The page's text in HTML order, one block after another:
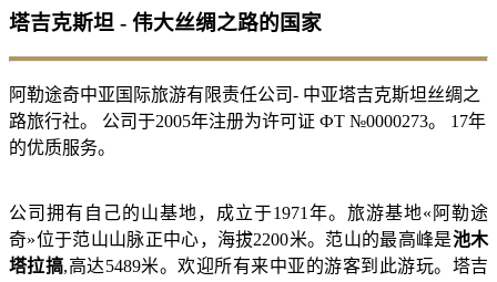
塔吉克斯坦 - 伟大丝绸之路的国家
阿勒途奇中亚国际旅游有限责任公司- 中亚塔吉克斯坦丝绸之
路旅行社。 公司于2005年注册为许可证 ФТ №0000273。 17年
的优质服务。
公司拥有自己的山基地，成立于1971年。旅游基地«阿勒途
奇»位于范山山脉正中心，海拔2200米。范山的最高峰是池木
塔拉搞,高达5489米。欢迎所有来中亚的游客到此游玩。塔吉